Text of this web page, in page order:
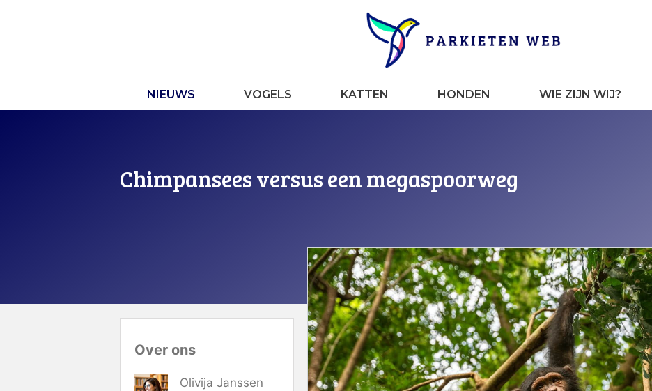
NIEUWS VOGELS KATTEN HONDEN WIE ZIJN WIJ?
Chimpansees versus een megaspoorweg
Over ons
Olivija Janssen